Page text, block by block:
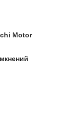
Motor